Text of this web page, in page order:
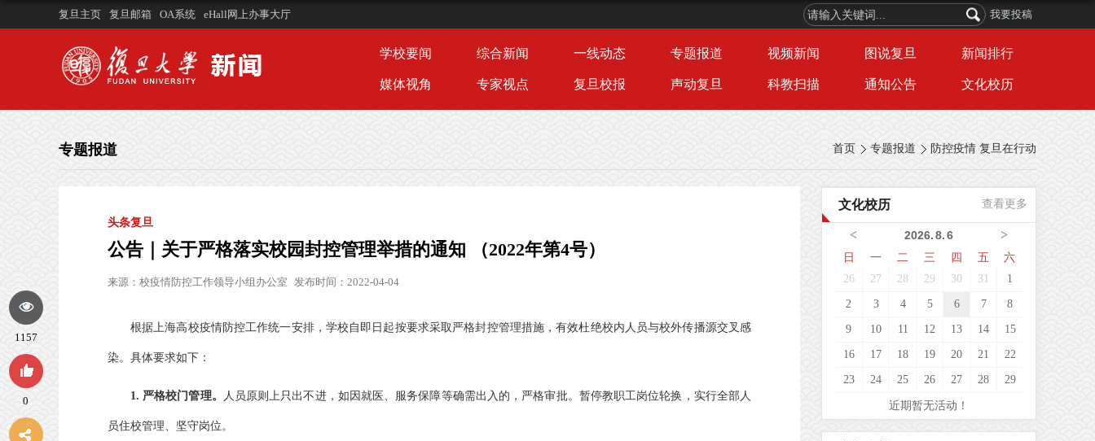
复旦主页 复旦邮箱 OA系统 eHall网上办事大厅 我要投稿
学校要闻 综合新闻 一线动态 专题报道 视频新闻 图说复旦 新闻排行
媒体视角 专家视点 复旦校报 声动复旦 科教扫描 通知公告 文化校历
首页 专题报道 防控疫情 复旦在行动
专题报道
头条复旦
公告｜关于严格落实校园封控管理举措的通知 （2022年第4号）
来源： 校疫情防控工作领导小组办公室 发布时间：2022-04-04
根据上海高校疫情防控工作统一安排，学校自即日起按要求采取严格封控管理措施，有效杜绝校内人员与校外传播源交叉感
染。具体要求如下：
1. 严格校门管理。 人员原则上只出不进，如因就医、服务保障等确需出入的，严格审批。暂停教职工岗位轮换，实行全部人
员住校管理、坚守岗位。
1157
0
文化校历 查看更多
< >
2026.8.6
日
一 二 三 四 五 六
26 27 28 29 30 31 1
2 3 4 5 6 7 8
9 10 11 12 13 14 15
16 17 18 19 20 21 22
23 24 25 26 27 28 29
近期暂无活动！